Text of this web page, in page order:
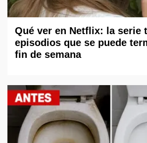
Qué ver en Netflix: la serie
episodios que se puede
fin de semana